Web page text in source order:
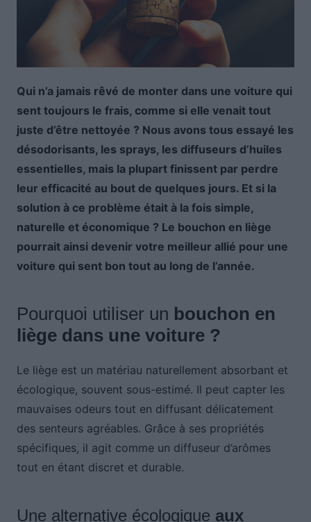
Qui n’a jamais rêvé de monter dans une voiture qui
sent toujours le frais, comme si elle venait tout
juste d’être nettoyée ? Nous avons tous essayé les
désodorisants, les sprays, les diffuseurs d’huiles
essentielles, mais la plupart finissent par perdre
leur efficacité au bout de quelques jours. Et si la
solution à ce problème était à la fois simple,
naturelle et économique ? Le bouchon en liège
pourrait ainsi devenir votre meilleur allié pour une
voiture qui sent bon tout au long de l’année.
Pourquoi utiliser un bouchon en
liège dans une voiture ?
Le liège est un matériau naturellement absorbant et
écologique, souvent sous-estimé. Il peut capter les
mauvaises odeurs tout en diffusant délicatement
des senteurs agréables. Grâce à ses propriétés
spécifiques, il agit comme un diffuseur d’arômes
tout en étant discret et durable.
Une alternative écologique aux